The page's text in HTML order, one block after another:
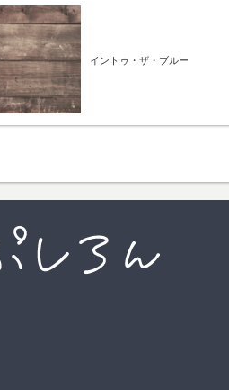
イントゥ・ザ・ブルー